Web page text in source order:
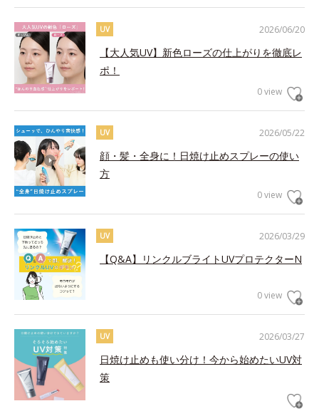
2026/06/20
UV
【大人気UV】新色ローズの仕上がりを徹底レ
ポ！
0 view
2026/05/22
UV
顔・髪・全身に！日焼け止めスプレーの使い
方
0 view
2026/03/29
UV
【Q&A】リンクルブライトUVプロテクターN
0 view
2026/03/27
UV
日焼け止めも使い分け！今から始めたいUV対
策